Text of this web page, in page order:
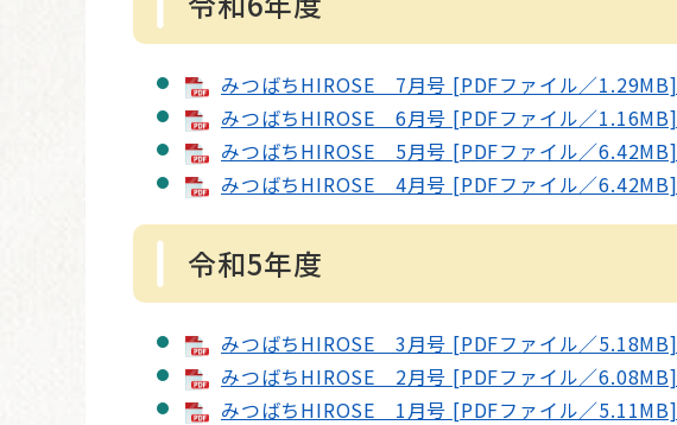
みつばちHIROSE 7月号 [PDFファイル／1.29MB]
みつばちHIROSE 6月号 [PDFファイル／1.16MB]
みつばちHIROSE 5月号 [PDFファイル／6.42MB]
みつばちHIROSE 4月号 [PDFファイル／6.42MB]
令和5年度
みつばちHIROSE 3月号 [PDFファイル／5.18MB]
みつばちHIROSE 2月号 [PDFファイル／6.08MB]
みつばちHIROSE 1月号 [PDFファイル／5.11MB]